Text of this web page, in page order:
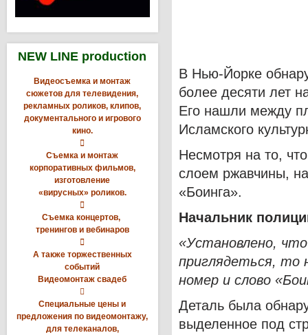
NEW LINE production
Видеосъемка и монтаж
сюжетов для телевидения,
рекламных роликов, клипов,
документального и игрового
кино.

Съемка и монтаж
корпоративных фильмов,
изготовление
«вирусных» роликов.

Съемка концертов,
тренингов и вебинаров

А также торжественных
событий
Видеомонтаж свадеб

Специальные цены и
предложения по видеомонтажу,
для телеканалов,
В Нью-Йорке
более десяти лет
Его нашли между
Исламского
Несмотря на то,
слоем ржавчины,
«Боинга».
Начальник
«Установлено,
приглядеться, то
номер и слово
Деталь была
выделенное под